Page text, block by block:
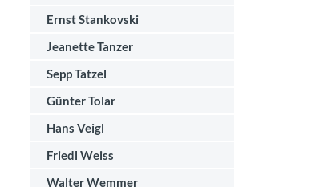
Ernst Stankovski
Jeanette Tanzer
Sepp Tatzel
Günter Tolar
Hans Veigl
Friedl Weiss
Walter Wemmer